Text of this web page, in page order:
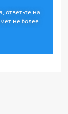
ответьте на
не более